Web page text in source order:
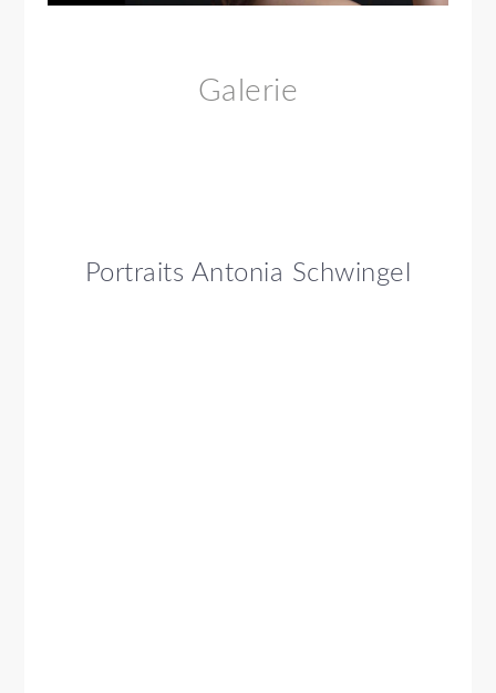
Galerie
Portraits Antonia Schwingel